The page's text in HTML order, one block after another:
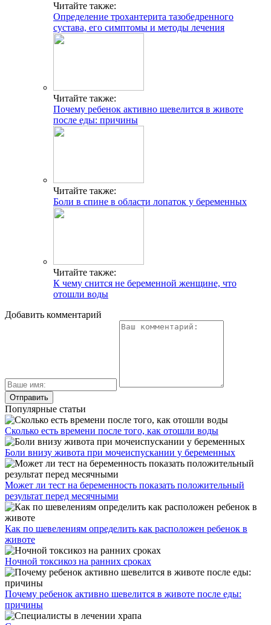
Читайте также:
Определение трохантерита тазобедренного
сустава, его симптомы и методы лечения
Читайте также:
Почему ребенок активно шевелится в животе
после еды: причины
Читайте также:
Боли в спине в области лопаток у беременных
Читайте также:
К чему снится не беременной женщине, что
отошли воды
Добавить комментарий
Популярные статьи
Сколько есть времени после того, как отошли воды
Боли внизу живота при мочеиспускании у беременных
Может ли тест на беременность показать положительный
результат перед месячными
Как по шевелениям определить как расположен ребенок в
животе
Ночной токсикоз на ранних сроках
Почему ребенок активно шевелится в животе после еды:
причины